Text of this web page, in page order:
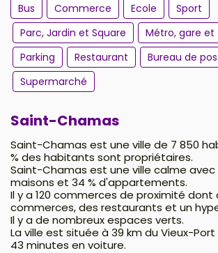
Bus Commerce Ecole
Sport
Parc, Jardin et Square
Métro, gare
Parking
Restaurant
Bureau de
Supermarché
Saint-Chamas
Saint-Chamas est une ville de 7 850
% des habitants sont propriétaires.
Saint-Chamas est une ville calme avec
maisons et 34 % d'appartements.
Il y a 120 commerces de proximité dont
commerces, des restaurants et un
Il y a de nombreux espaces verts.
La ville est située à 39 km du Vieux-
43 minutes en voiture.